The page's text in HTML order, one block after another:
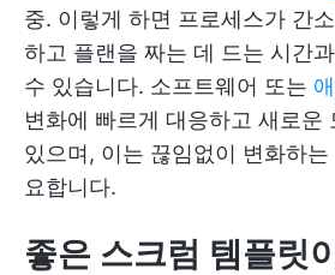
중. 이렇게 하면 프로세스가 간
하고 플랜을 짜는 데 드는 시간
수 있습니다. 소프트웨어 또는
변화에 빠르게 대응하고 새로운
있으며, 이는 끊임없이 변화하
요합니다.
좋은 스크럼 템플릿